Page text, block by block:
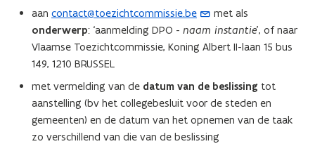
aan contact@toezichtcommissie.be
(
o
p
e
n
t
n
met als
onderwerp: ‘aanmelding DPO - naam instantie’, of naar
Vlaamse Toezichtcommissie, Koning Albert II-laan 15 bus
149, 1210 BRUSSEL
met vermelding van de datum van de beslissing tot
aanstelling (bv het collegebesluit voor de steden en
gemeenten) en de datum van het opnemen van de taak
zo verschillend van die van de beslissing